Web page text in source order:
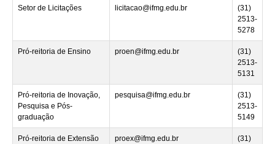
Setor de Licitações licitacao@ifmg.edu.br
(31)
2513-
5278
Pró-reitoria de Ensino proen@ifmg.edu.br
(31)
2513-
5131
Pró-reitoria de Inovação,
Pesquisa e Pós-
graduação
pesquisa@ifmg.edu.br
(31)
2513-
5149
Pró-reitoria de Extensão proex@ifmg.edu.br
(31)